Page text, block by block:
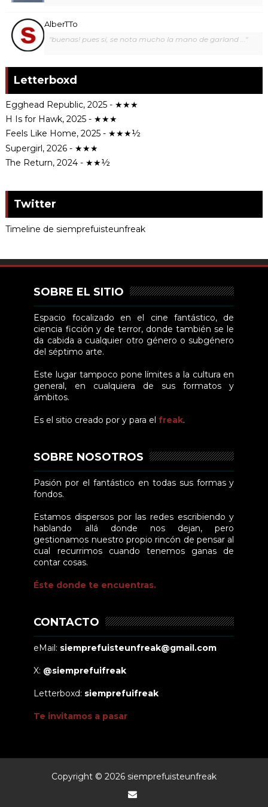
AlberTTo
"buenas! pues sí, se nota mucho la mano de garland ..."
Letterboxd
Egghead Republic, 2025 - ★★★
H Is for Hawk, 2025 - ★★★
Feels Like Home, 2025 - ★★★½
Supergirl, 2026 - ★★★
The Return, 2024 - ★★½
Twitter
Timeline de siemprefuisteunfreak
SOBRE EL SITIO
Espacio focalizado en el cine fantástico, de
ciencia ficción y de terror, donde también se le
da cabida a cualquier otro género o subgénero
del séptimo arte.
Este lugar tampoco pone límites a la cultura en
general, en cualquiera de sus formatos y
ámbitos.
Es el sitio creado por y para elfreak.
SOBRE NOSOTROS
Pasión por el fantástico en todas sus formas y
fondos.
Estamos dispersos por las redes escribiendo y
hablando allá donde nos dejan, pero
gestionamos nuestro propio rincón de pensar al
cual recurrimos cuando tenemos ganas de
contar cosas.
Éste donde te encuentras.
CONTACTO
eMail: siemprefuisteunfreak@gmail.com
X: @siemprefuifreak
Letterboxd: siemprefuifreak
Te invitamos a pasar
Copyright © 2026 siemprefuisteunfreak